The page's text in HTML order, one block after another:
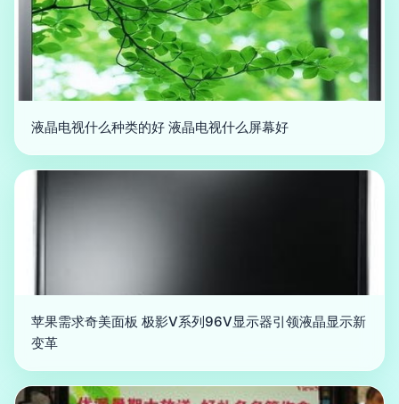
液晶电视什么种类的好 液晶电视什么屏幕好
苹果需求奇美面板 极影V系列96V显示器引领液晶显示新
变革